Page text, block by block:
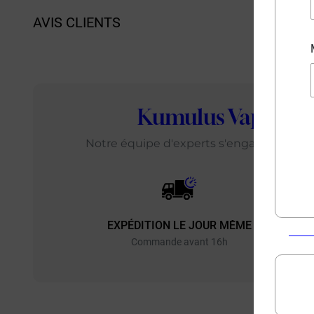
AVIS CLIENTS
Kumulus Vape :
Notre équipe d'experts s'engage
EXPÉDITION LE JOUR MÊME
Commande avant 16h